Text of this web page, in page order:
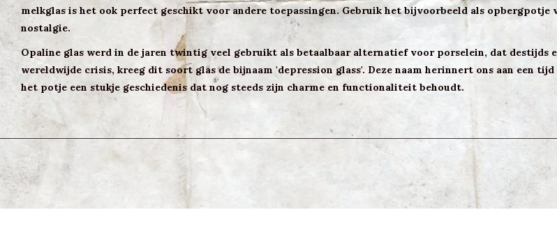
melkglas is het ook perfect geschikt voor andere toepassingen. Gebruik het bijvoorbeeld als
nostalgie.
Opaline glas werd in de jaren twintig veel gebruikt als betaalbaar alternatief voor porselein, dat destijds
wereldwijde crisis, kreeg dit soort glas de bijnaam 'depression glass'. Deze naam herinnert ons aan een
het potje een stukje geschiedenis dat nog steeds zijn charme en functionaliteit behoudt.